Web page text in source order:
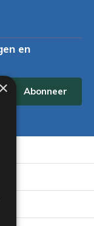
en
Abonneer
×